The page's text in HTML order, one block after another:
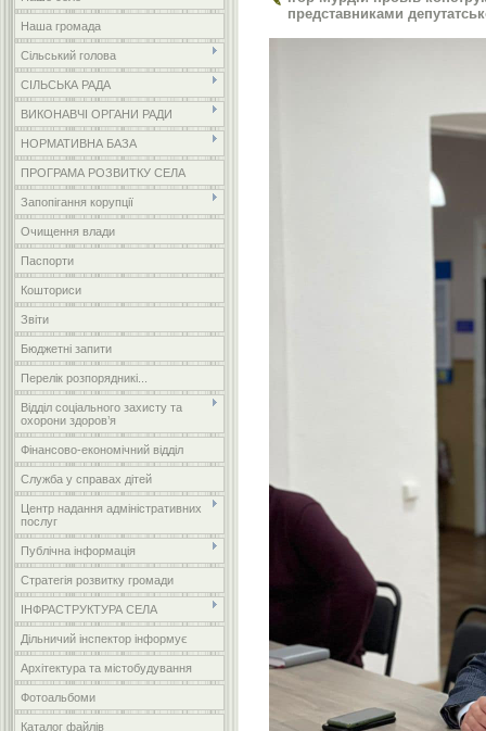
Наша громада
Сільський голова
СІЛЬСЬКА РАДА
ВИКОНАВЧІ ОРГАНИ РАДИ
НОРМАТИВНА БАЗА
ПРОГРАМА РОЗВИТКУ СЕЛА
Запопігання корупції
Очищення влади
Паспорти
Кошториси
Звіти
Бюджетні запити
Перелік розпорядникі...
Відділ соціального захисту та
охорони здоров’я
Фінансово-економічний відділ
Служба у справах дітей
Центр надання адміністративних
послуг
Публічна інформація
Стратегія розвитку громади
ІНФРАСТРУКТУРА СЕЛА
Дільничий інспектор інформує
Архітектура та містобудування
Фотоальбоми
Каталог файлів
представниками